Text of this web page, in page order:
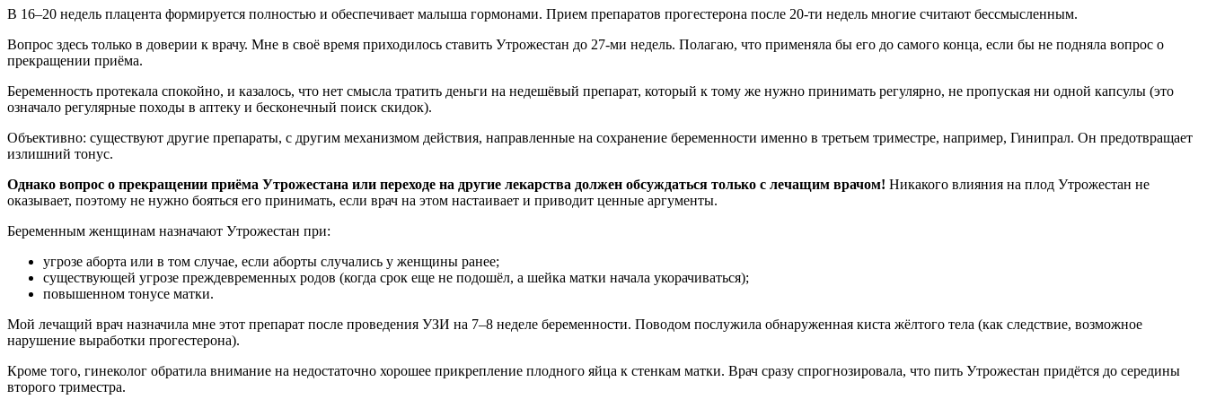
В 16–20 недель плацента формируется полностью и обеспечивает малыша гормонами. Прием препаратов прогестерона после 20-ти недель многие считают бессмысленным.
Вопрос здесь только в доверии к врачу. Мне в своё время приходилось ставить Утрожестан до 27-ми недель. Полагаю, что применяла бы его до самого конца, если бы не подняла вопрос о
прекращении приёма.
Беременность протекала спокойно, и казалось, что нет смысла тратить деньги на недешёвый препарат, который к тому же нужно принимать регулярно, не пропуская ни одной капсулы (это
означало регулярные походы в аптеку и бесконечный поиск скидок).
Объективно: существуют другие препараты, с другим механизмом действия, направленные на сохранение беременности именно в третьем триместре, например, Гинипрал. Он предотвращает
излишний тонус.
Однако вопрос о прекращении приёма Утрожестана или переходе на другие лекарства должен обсуждаться только с лечащим врачом! Никакого влияния на плод Утрожестан не
оказывает, поэтому не нужно бояться его принимать, если врач на этом настаивает и приводит ценные аргументы.
Беременным женщинам назначают Утрожестан при:
угрозе аборта или в том случае, если аборты случались у женщины ранее;
существующей угрозе преждевременных родов (когда срок еще не подошёл, а шейка матки начала укорачиваться);
повышенном тонусе матки.
Мой лечащий врач назначила мне этот препарат после проведения УЗИ на 7–8 неделе беременности. Поводом послужила обнаруженная киста жёлтого тела (как следствие, возможное
нарушение выработки прогестерона).
Кроме того, гинеколог обратила внимание на недостаточно хорошее прикрепление плодного яйца к стенкам матки. Врач сразу спрогнозировала, что пить Утрожестан придётся до середины
второго триместра.